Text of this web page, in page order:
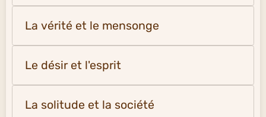
La vérité et le mensonge
Le désir et l'esprit
La solitude et la société